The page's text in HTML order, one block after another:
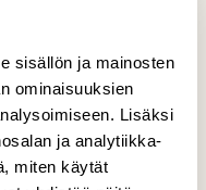
sisällön ja mainosten
ominaisuuksien
Lisäksi
ja analytiikka-
miten käytät
muutama päivä